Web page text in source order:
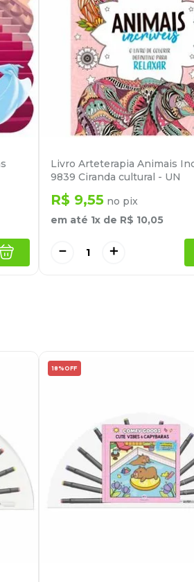
Livro Arteterapia Animais
9839 Ciranda cultural - UN
R$ 9,55 no pix
em até 1x de R$ 10,05
＋
－
18% OFF